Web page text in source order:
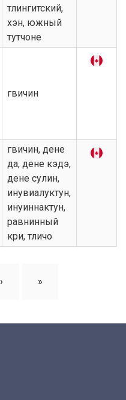
тлингитский,
хэн, южный
тутчоне
гвичин
гвичин, дене
да, дене кэдэ,
дене сулин,
инувиалуктун,
инуиннактун,
равнинный
кри, тличо
Next
› Last
»